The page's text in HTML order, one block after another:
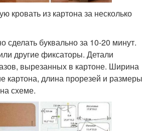
кровать из картона за несколько
сделать буквально за 10-20 минут.
другие фиксаторы. Детали
вырезанных в картоне. Ширина
картона, длина прорезей и размеры
схеме.